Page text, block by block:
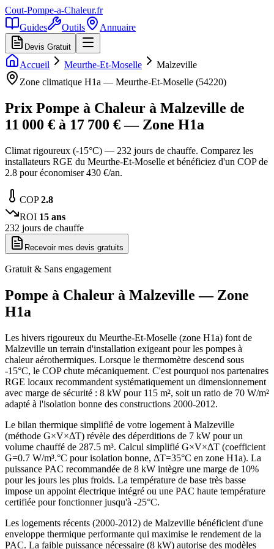
Cout-Pompe-a-Chaleur.fr
Guides
Outils Annuaire
Devis Gratuit
Accueil Meurthe-Et-Moselle
Malzeville
Zone climatique H1a — Meurthe-Et-Moselle (54220)
Prix Pompe à Chaleur à Malzeville de
11 000 € à 17 700 € — Zone H1a
Climat rigoureux (-15°C) — 232 jours de chauffe. Comparez les
installateurs RGE du Meurthe-Et-Moselle et bénéficiez d'un COP de
2.8 pour économiser 430 €/an.
COP2.8
ROI 15 ans
232 jours de chauffe
Recevoir mes devis gratuits
Gratuit & Sans engagement
Pompe à Chaleur à Malzeville — Zone
H1a
Les hivers rigoureux du Meurthe-Et-Moselle (zone H1a) font de
Malzeville un terrain d'installation exigeant pour les pompes à
chaleur aérothermiques. Lorsque le thermomètre descend sous
-15°C, le COP chute mécaniquement. C'est pourquoi nos partenaires
RGE locaux recommandent systématiquement un dimensionnement
avec marge de sécurité : 8 kW pour 115 m², soit un ratio de 70 W/m²
adapté à l'isolation bonne des constructions 2000-2012.
Le bilan thermique simplifié de votre logement à Malzeville
(méthode G×V×ΔT) révèle des déperditions de 7 kW pour un
volume chauffé de 287.5 m³. Calcul simplifié G×V×ΔT (coefficient
G=0.7 W/m³.°C pour isolation bonne, ΔT=35°C en zone H1a). La
puissance PAC recommandée de 8 kW intègre une marge de 10%
pour les jours les plus froids. La température de base très basse
impose un appoint électrique intégré ou une PAC haute température
certifiée pour fonctionner jusqu'à -25°C.
Les logements récents (2000-2012) de Malzeville bénéficient d'une
enveloppe thermique performante qui maximise le rendement de la
PAC. La faible puissance nécessaire (8 kW) autorise des modèles